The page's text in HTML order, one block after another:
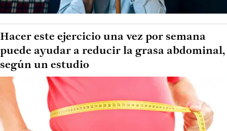
Hacer este ejercicio una vez por semana
puede ayudar a reducir la grasa abdominal,
según un estudio